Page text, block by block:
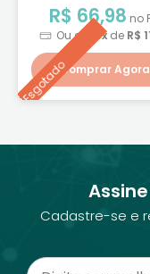
R$ 66,98 no
Ou em
6xde R$
Comprar Agora
Esgotado
Cadastre-se e